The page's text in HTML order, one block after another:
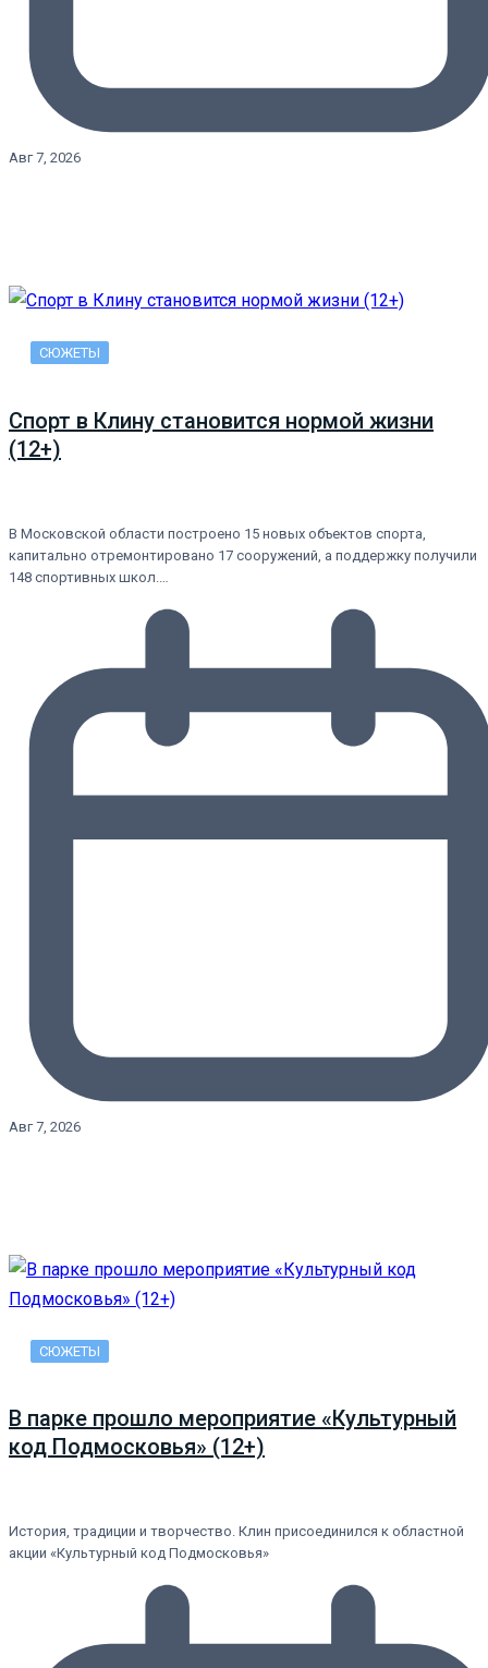
Авг 7, 2026
СЮЖЕТЫ
Спорт в Клину становится нормой жизни
(12+)
В Московской области построено 15 новых объектов спорта,
капитально отремонтировано 17 сооружений, а поддержку получили
148 спортивных школ.…
Авг 7, 2026
СЮЖЕТЫ
В парке прошло мероприятие «Культурный
код Подмосковья» (12+)
История, традиции и творчество. Клин присоединился к областной
акции «Культурный код Подмосковья»